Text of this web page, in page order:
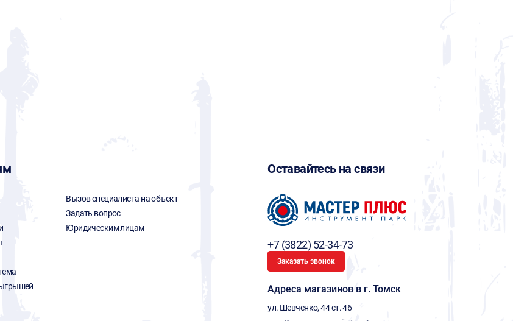
Вызов специалиста на объект
Задать вопрос
Юридическим лицам
Оставайтесь на связи
+7 (3822) 52-34-73
Заказать звонок
Адреса магазинов в г. Томск
ул. Шевченко, 44 ст. 46